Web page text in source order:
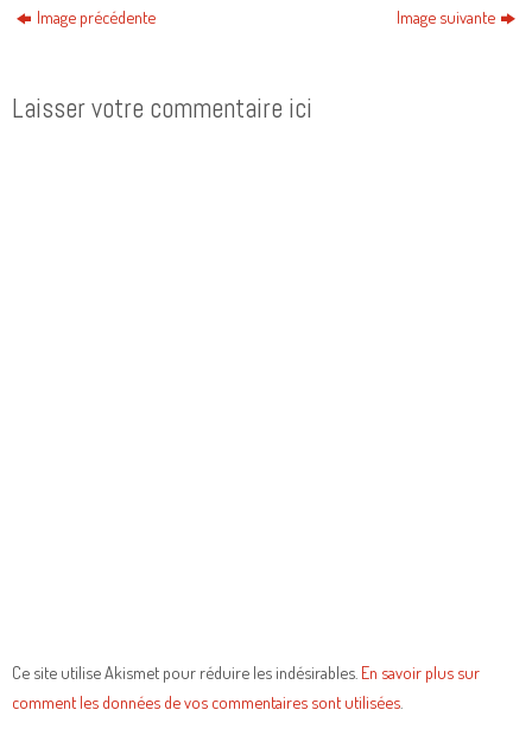
Image précédente Image suivante
Laisser votre commentaire ici
Ce site utilise Akismet pour réduire les indésirables. En savoir plus sur
comment les données de vos commentaires sont utilisées